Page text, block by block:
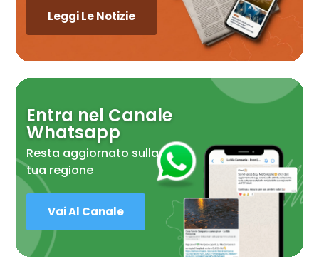
Leggi Le Notizie
Entra nel Canale
Whatsapp
Resta aggiornato sulla
tua regione
Vai Al Canale